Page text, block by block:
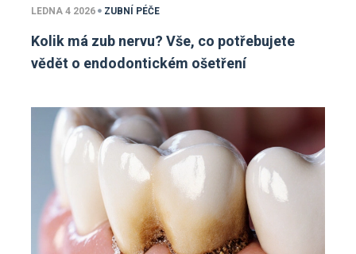
LEDNA 4 2026 ZUBNÍ PÉČE
Kolik má zub nervu? Vše, co potřebujete
vědět o endodontickém ošetření